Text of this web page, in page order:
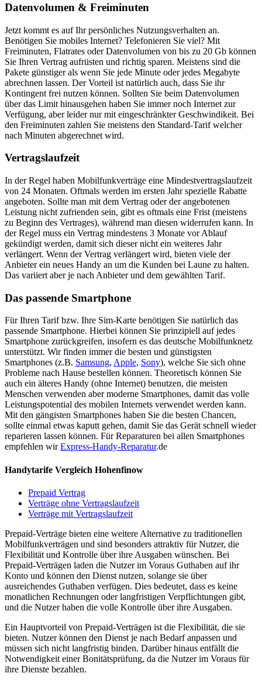
Datenvolumen & Freiminuten
Jetzt kommt es auf Ihr persönliches Nutzungsverhalten an.
Benötigen Sie mobiles Internet? Telefonieren Sie viel? Mit
Freiminuten, Flatrates oder Datenvolumen von bis zu 20 Gb können
Sie Ihren Vertrag aufrüsten und richtig sparen. Meistens sind die
Pakete günstiger als wenn Sie jede Minute oder jedes Megabyte
abrechnen lassen. Der Vorteil ist natürlich auch, dass Sie ihr
Kontingent frei nutzen können. Sollten Sie beim Datenvolumen
über das Limit hinausgehen haben Sie immer noch Internet zur
Verfügung, aber leider nur mit eingeschränkter Geschwindikeit. Bei
den Freiminuten zahlen Sie meistens den Standard-Tarif welcher
nach Minuten abgerechnet wird.
Vertragslaufzeit
In der Regel haben Mobilfunkverträge eine Mindestvertragslaufzeit
von 24 Monaten. Oftmals werden im ersten Jahr spezielle Rabatte
angeboten. Sollte man mit dem Vertrag oder der angebotenen
Leistung nicht zufrienden sein, gibt es oftmals eine Frist (meistens
zu Beginn des Vertrages), während man diesen widerrufen kann. In
der Regel muss ein Vertrag mindestens 3 Monate vor Ablauf
gekündigt werden, damit sich dieser nicht ein weiteres Jahr
verlängert. Wenn der Vertrag verlängert wird, bieten viele der
Anbieter ein neues Handy an um die Kunden bei Laune zu halten.
Das variiert aber je nach Anbieter und dem gewählten Tarif.
Das passende Smartphone
Für Ihren Tarif bzw. Ihre Sim-Karte benötigen Sie natürlich das
passende Smartphone. Hierbei können Sie prinzipiell auf jedes
Smartphone zurückgreifen, insofern es das deutsche Mobilfunknetz
unterstützt. Wir finden immer die besten und günstigsten
Smartphones (z.B. Samsung, Apple, Sony), welche Sie sich ohne
Probleme nach Hause bestellen können. Theoretisch können Sie
auch ein älteres Handy (ohne Internet) benutzen, die meisten
Menschen verwenden aber moderne Smartphones, damit das volle
Leistungspotential des mobilen Internets verwendet werden kann.
Mit den gängisten Smartphones haben Sie die besten Chancen,
sollte einmal etwas kaputt gehen, damit Sie das Gerät schnell wieder
reparieren lassen können. Für Reparaturen bei allen Smartphones
empfehlen wirExpress-Handy-Reparatur.de
Handytarife Vergleich Hohenfinow
Prepaid Vertrag
Verträge ohne Vertragslaufzeit
Verträge mit Vertragslaufzeit
Prepaid-Verträge bieten eine weitere Alternative zu traditionellen
Mobilfunkverträgen und sind besonders attraktiv für Nutzer, die
Flexibilität und Kontrolle über ihre Ausgaben wünschen. Bei
Prepaid-Verträgen laden die Nutzer im Voraus Guthaben auf ihr
Konto und können den Dienst nutzen, solange sie über
ausreichendes Guthaben verfügen. Dies bedeutet, dass es keine
monatlichen Rechnungen oder langfristigen Verpflichtungen gibt,
und die Nutzer haben die volle Kontrolle über ihre Ausgaben.
Ein Hauptvorteil von Prepaid-Verträgen ist die Flexibilität, die sie
bieten. Nutzer können den Dienst je nach Bedarf anpassen und
müssen sich nicht langfristig binden. Darüber hinaus entfällt die
Notwendigkeit einer Bonitätsprüfung, da die Nutzer im Voraus für
ihre Dienste bezahlen.